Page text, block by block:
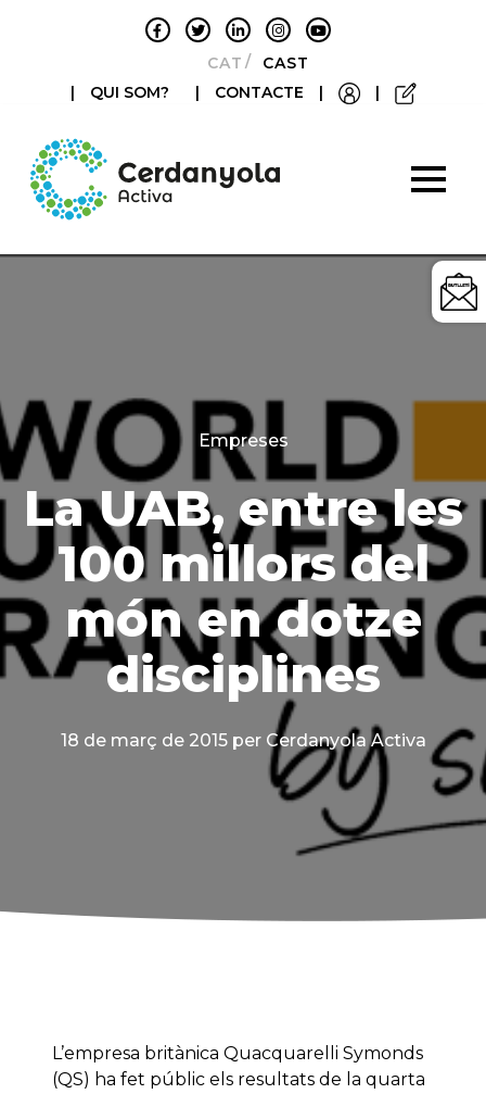
CATALÀCASTELLANO
|
QUI SOM? | CONTACTE | |
Categories
Empreses
La UAB, entre les
100 millors del
món en dotze
disciplines
18 de març de 2015 per Cerdanyola Activa
L’empresa britànica Quacquarelli Symonds
(QS) ha fet públic els resultats de la quarta